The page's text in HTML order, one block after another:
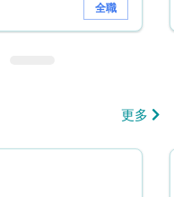
全職
更多